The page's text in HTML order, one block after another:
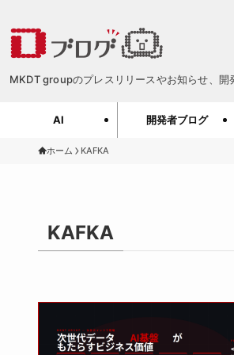
MKDT groupのプレスリリースやお知らせ、
AI 開発者ブログ
ホーム KAFKA
KAFKA